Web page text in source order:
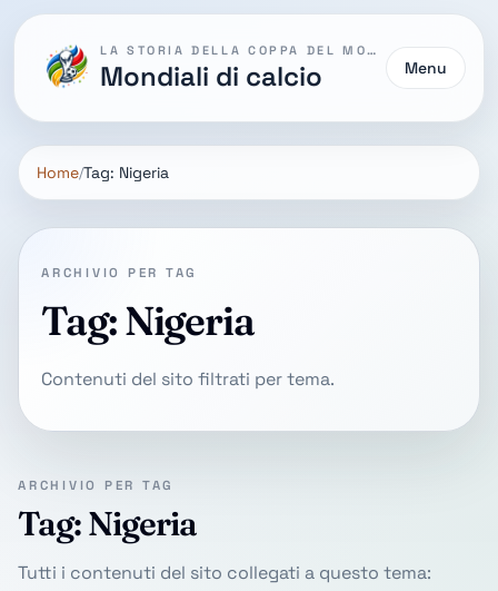
LA STORIA DELLA COPPA DEL MONDO
Mondiali di calcio Menu
Home Tag: Nigeria
ARCHIVIO PER TAG
Tag: Nigeria
Contenuti del sito filtrati per tema.
ARCHIVIO PER TAG
Tag: Nigeria
Tutti i contenuti del sito collegati a questo tema: